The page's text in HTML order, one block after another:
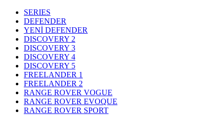
SERIES
DEFENDER
YENİ DEFENDER
DISCOVERY 2
DISCOVERY 3
DISCOVERY 4
DISCOVERY 5
FREELANDER 1
FREELANDER 2
RANGE ROVER VOGUE
RANGE ROVER EVOQUE
RANGE ROVER SPORT